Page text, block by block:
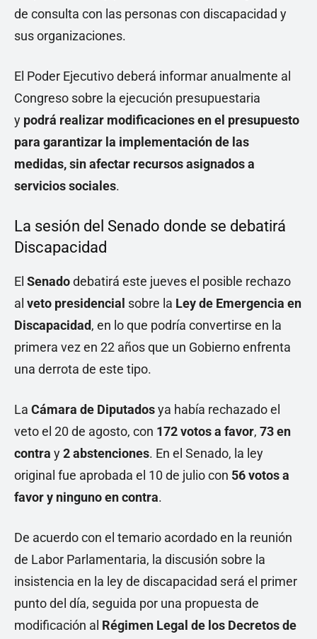
de consulta con las personas con discapacidad y
sus organizaciones.
El Poder Ejecutivo deberá informar anualmente al
Congreso sobre la ejecución presupuestaria
y podrá realizar modificaciones en el presupuesto
para garantizar la implementación de las
medidas, sin afectar recursos asignados a
servicios sociales.
La sesión del Senado donde se debatirá
Discapacidad
El Senadodebatirá este jueves el posible rechazo
al veto presidencial sobre la Ley de Emergencia en
Discapacidad, en lo que podría convertirse en la
primera vez en 22 años que un Gobierno enfrenta
una derrota de este tipo.
La Cámara de Diputadosya había rechazado el
veto el 20 de agosto, con 172 votos a favor, 73 en
contra y2 abstenciones. En el Senado, la ley
original fue aprobada el 10 de julio con 56 votos a
favor y ninguno en contra.
De acuerdo con el temario acordado en la reunión
de Labor Parlamentaria, la discusión sobre la
insistencia en la ley de discapacidad será el primer
punto del día, seguida por una propuesta de
modificación al Régimen Legal de los Decretos de